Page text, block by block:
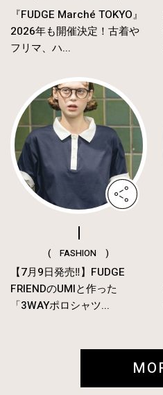
『FUDGE Marché TOKYO』
2026年も開催決定！古着や
フリマ、ハ...
( FASHION )
【7月9日発売‼︎】FUDGE
FRIENDのUMIと作った
「3WAYポロシャツ...